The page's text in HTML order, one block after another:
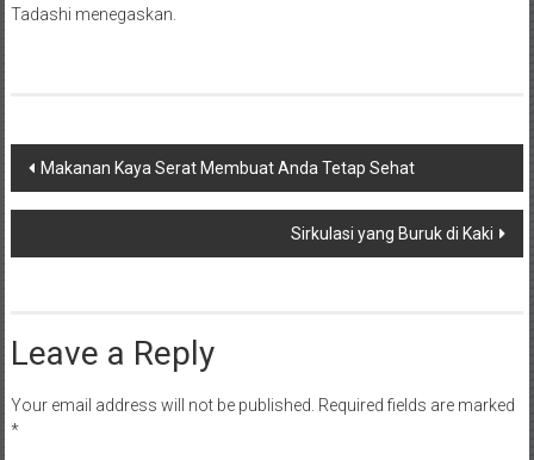
Tadashi menegaskan.
Post
navigation
Makanan Kaya Serat Membuat Anda Tetap Sehat
Sirkulasi yang Buruk di Kaki
Leave a Reply
Your email address will not be published. Required fields are marked
*